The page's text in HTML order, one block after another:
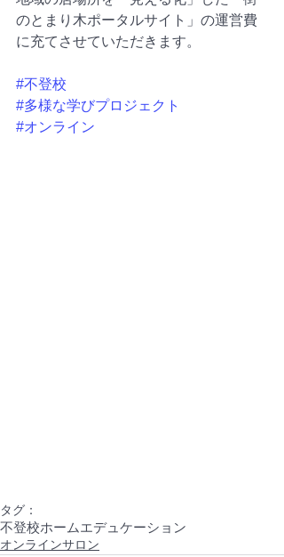
のとまり木ポータルサイト」の運営費
に充てさせていただきます。
#不登校
#多様な学びプロジェクト
#オンライン
タグ：
不登校ホームエデュケーション
オンラインサロン